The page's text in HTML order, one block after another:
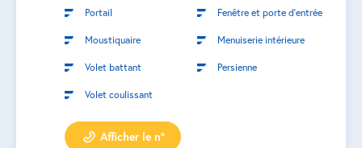
Portail Fenêtre et porte d’entrée
Moustiquaire Menuiserie intérieure
Volet battant Persienne
Volet coulissant
Afficher le n°